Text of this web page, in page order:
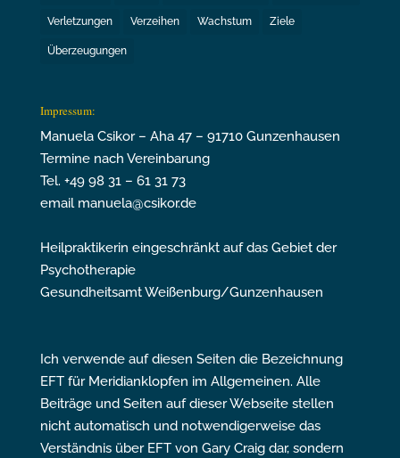
Verletzungen Verzeihen Wachstum Ziele
Überzeugungen
Impressum:
Manuela Csikor – Aha 47 – 91710 Gunzenhausen
Termine nach Vereinbarung
Tel. +49 98 31 – 61 31 73
email manuela@csikor.de
Heilpraktikerin eingeschränkt auf das Gebiet der
Psychotherapie
Gesundheitsamt Weißenburg/Gunzenhausen
Ich verwende auf diesen Seiten die Bezeichnung
EFT für Meridianklopfen im Allgemeinen. Alle
Beiträge und Seiten auf dieser Webseite stellen
nicht automatisch und notwendigerweise das
Verständnis über EFT von Gary Craig dar, sondern